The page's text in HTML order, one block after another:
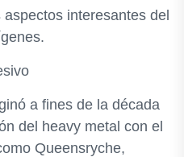
interesantes del
a fines de la década
del heavy metal con el
Queensryche,